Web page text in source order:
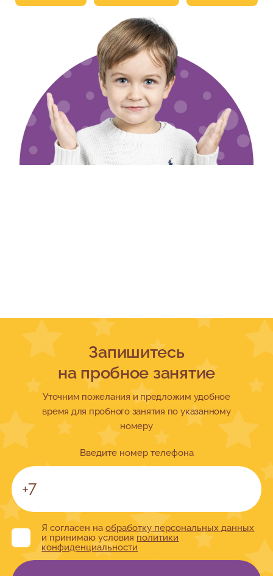
Запишитесь
на пробное занятие
Уточним пожелания и предложим удобное
время для пробного занятия по указанному
номеру
Введите номер телефона
Я согласен наобработку персональных данных
и принимаю условия политики
конфиденциальности